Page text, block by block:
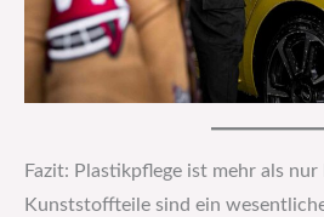
Fazit: Plastikpflege ist mehr als nur
Kunststoffteile sind ein